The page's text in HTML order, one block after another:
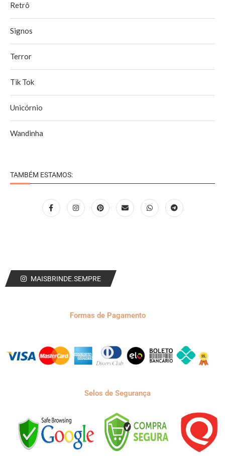
Retrô
Signos
Terror
Tik Tok
Unicórnio
Wandinha
TAMBÉM ESTAMOS:
MAISBRINDE.SEMPRE
Formas de Pagamento
Selos de Segurança